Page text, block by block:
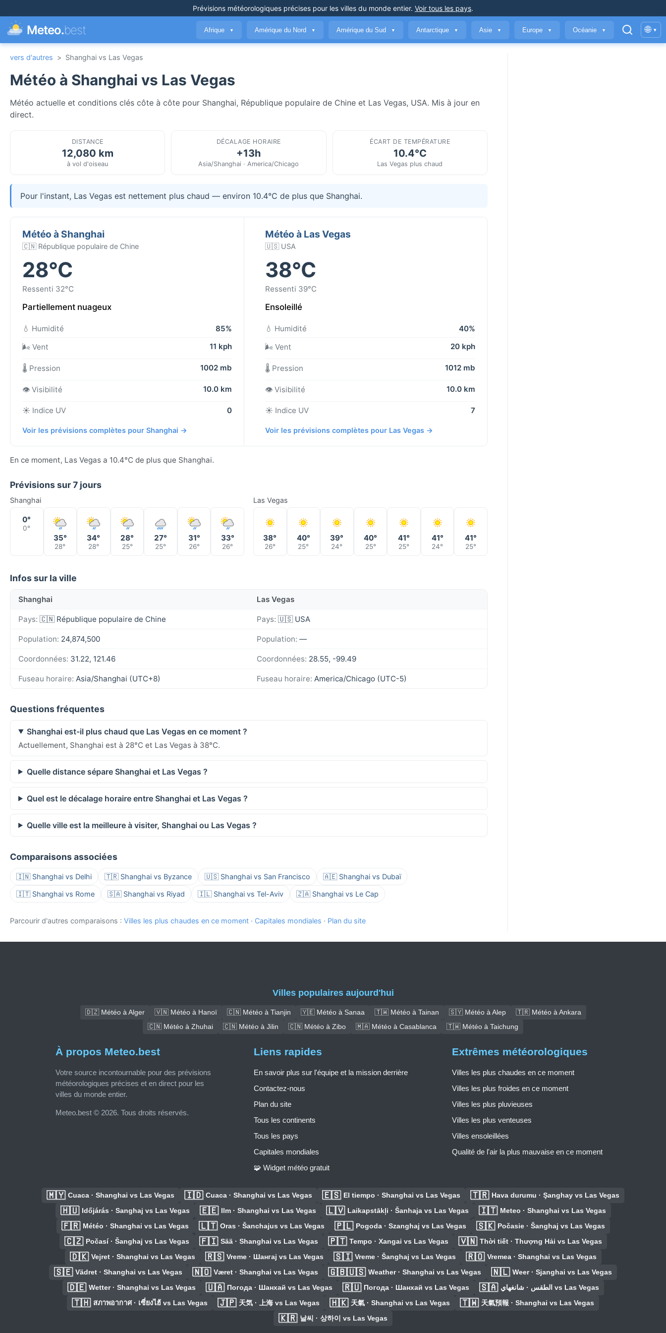
Prévisions météorologiques précises pour les villes du monde entier. Voir tous les pays.
Meteo.best Afrique ▼ Amérique du Nord ▼ Amérique du Sud ▼ Antarctique ▼ Asie ▼ Europe ▼ Océanie ▼ 🌐 ▾
vers d'autres > Shanghai vs Las Vegas
Météo à Shanghai vs Las Vegas
Météo actuelle et conditions clés côte à côte pour Shanghai, République populaire de Chine et Las Vegas, USA. Mis à jour en
direct.
DISTANCE
12,080 km
à vol d'oiseau
DÉCALAGE HORAIRE
+13h
Asia/Shanghai · America/Chicago
ÉCART DE TEMPÉRATURE
10.4°C
Las Vegas plus chaud
Pour l'instant, Las Vegas est nettement plus chaud — environ 10.4°C de plus que Shanghai.
Météo à Shanghai
🇨🇳 République populaire de Chine
28°C
Ressenti 32°C
Partiellement nuageux
💧 Humidité
85%
🌬️ Vent
11 kph
🌡️ Pression 1002 mb
👁️ Visibilité 10.0 km
☀️ Indice UV 0
Voir les prévisions complètes pour Shanghai →
Météo à Las Vegas
🇺🇸 USA
38°C
Ressenti 39°C
Ensoleillé
💧 Humidité
40%
🌬️ Vent
20 kph
🌡️ Pression 1012 mb
👁️ Visibilité 10.0 km
☀️ Indice UV 7
Voir les prévisions complètes pour Las Vegas →
En ce moment, Las Vegas a 10.4°C de plus que Shanghai.
Prévisions sur 7 jours
Shanghai
0°
0°
35°
28°
34°
28°
28°
25°
27°
25°
31°
26°
33°
26°
Las Vegas
38°
26°
40°
25°
39°
24°
40°
25°
41°
25°
41°
24°
41°
25°
Infos sur la ville
Shanghai Las Vegas
Pays: 🇨🇳 République populaire de Chine Pays: 🇺🇸 USA
Population: 24,874,500 Population: —
Coordonnées: 31.22, 121.46 Coordonnées: 28.55, -99.49
Fuseau horaire: Asia/Shanghai (UTC+8) Fuseau horaire: America/Chicago (UTC-5)
Questions fréquentes
Shanghai est-il plus chaud que Las Vegas en ce moment ?
Actuellement, Shanghai est à 28°C et Las Vegas à 38°C.
Quelle distance sépare Shanghai et Las Vegas ?
Quel est le décalage horaire entre Shanghai et Las Vegas ?
Quelle ville est la meilleure à visiter, Shanghai ou Las Vegas ?
Comparaisons associées
🇮🇳 Shanghai vs Delhi 🇹🇷 Shanghai vs Byzance 🇺🇸 Shanghai vs San Francisco 🇦🇪 Shanghai vs Dubaï
🇮🇹 Shanghai vs Rome 🇸🇦 Shanghai vs Riyad 🇮🇱 Shanghai vs Tel-Aviv 🇿🇦 Shanghai vs Le Cap
Parcourir d'autres comparaisons : Villes les plus chaudes en ce moment · Capitales mondiales · Plan du site
Villes populaires aujourd'hui
🇩🇿 Météo à Alger 🇻🇳 Météo à Hanoï 🇨🇳 Météo à Tianjin 🇾🇪 Météo à Sanaa 🇹🇼 Météo à Tainan 🇸🇾 Météo à Alep
🇹🇷 Météo à Ankara
🇨🇳 Météo à Zhuhai
🇨🇳 Météo à Jilin 🇨🇳 Météo à Zibo 🇲🇦 Météo à Casablanca 🇹🇼 Météo à Taichung
À propos Meteo.best
Votre source incontournable pour des prévisions
météorologiques précises et en direct pour les
villes du monde entier.
Meteo.best © 2026. Tous droits réservés.
Liens rapides
En savoir plus sur l'équipe et la mission derrière
Contactez-nous
Plan du site
Tous les continents
Tous les pays
Capitales mondiales
🧩 Widget météo gratuit
Extrêmes météorologiques
Villes les plus chaudes en ce moment
Villes les plus froides en ce moment
Villes les plus pluvieuses
Villes les plus venteuses
Villes ensoleillées
Qualité de l'air la plus mauvaise en ce moment
🇲🇾 Cuaca · Shanghai vs Las Vegas 🇮🇩 Cuaca · Shanghai vs Las Vegas 🇪🇸 El tiempo · Shanghai vs Las Vegas 🇹🇷 Hava durumu · Şanghay vs Las Vegas
🇭🇺 Időjárás · Sanghaj vs Las Vegas 🇪🇪 Ilm · Shanghai vs Las Vegas 🇱🇻 Laikapstākļi · Šanhaja vs Las Vegas 🇮🇹 Meteo · Shanghai vs Las Vegas
🇫🇷 Météo · Shanghai vs Las Vegas 🇱🇹 Oras · Šanchajus vs Las Vegas 🇵🇱 Pogoda · Szanghaj vs Las Vegas 🇸🇰 Počasie · Šanghaj vs Las Vegas
🇨🇿 Počasí · Šanghaj vs Las Vegas 🇫🇮 Sää · Shanghai vs Las Vegas 🇵🇹 Tempo · Xangai vs Las Vegas 🇻🇳 Thời tiết · Thượng Hải vs Las Vegas
🇩🇰 Vejret · Shanghai vs Las Vegas 🇷🇸 Vreme · Шангај vs Las Vegas 🇸🇮 Vreme · Šanghaj vs Las Vegas 🇷🇴 Vremea · Shanghai vs Las Vegas
🇸🇪 Vädret · Shanghai vs Las Vegas 🇳🇴 Været · Shanghai vs Las Vegas 🇬🇧🇺🇸 Weather · Shanghai vs Las Vegas 🇳🇱 Weer · Sjanghai vs Las Vegas
🇩🇪 Wetter · Shanghai vs Las Vegas 🇺🇦 Погода · Шанхай vs Las Vegas 🇷🇺 Погода · Шанхай vs Las Vegas 🇸🇦 الطقس · شانغهاي vs Las Vegas
🇹🇭 สภาพอากาศ · เซี่ยงไฮ้ vs Las Vegas 🇯🇵 天気 · 上海 vs Las Vegas 🇭🇰 天氣 · Shanghai vs Las Vegas 🇹🇼 天氣預報 · Shanghai vs Las Vegas
🇰🇷 날씨 · 상하이 vs Las Vegas